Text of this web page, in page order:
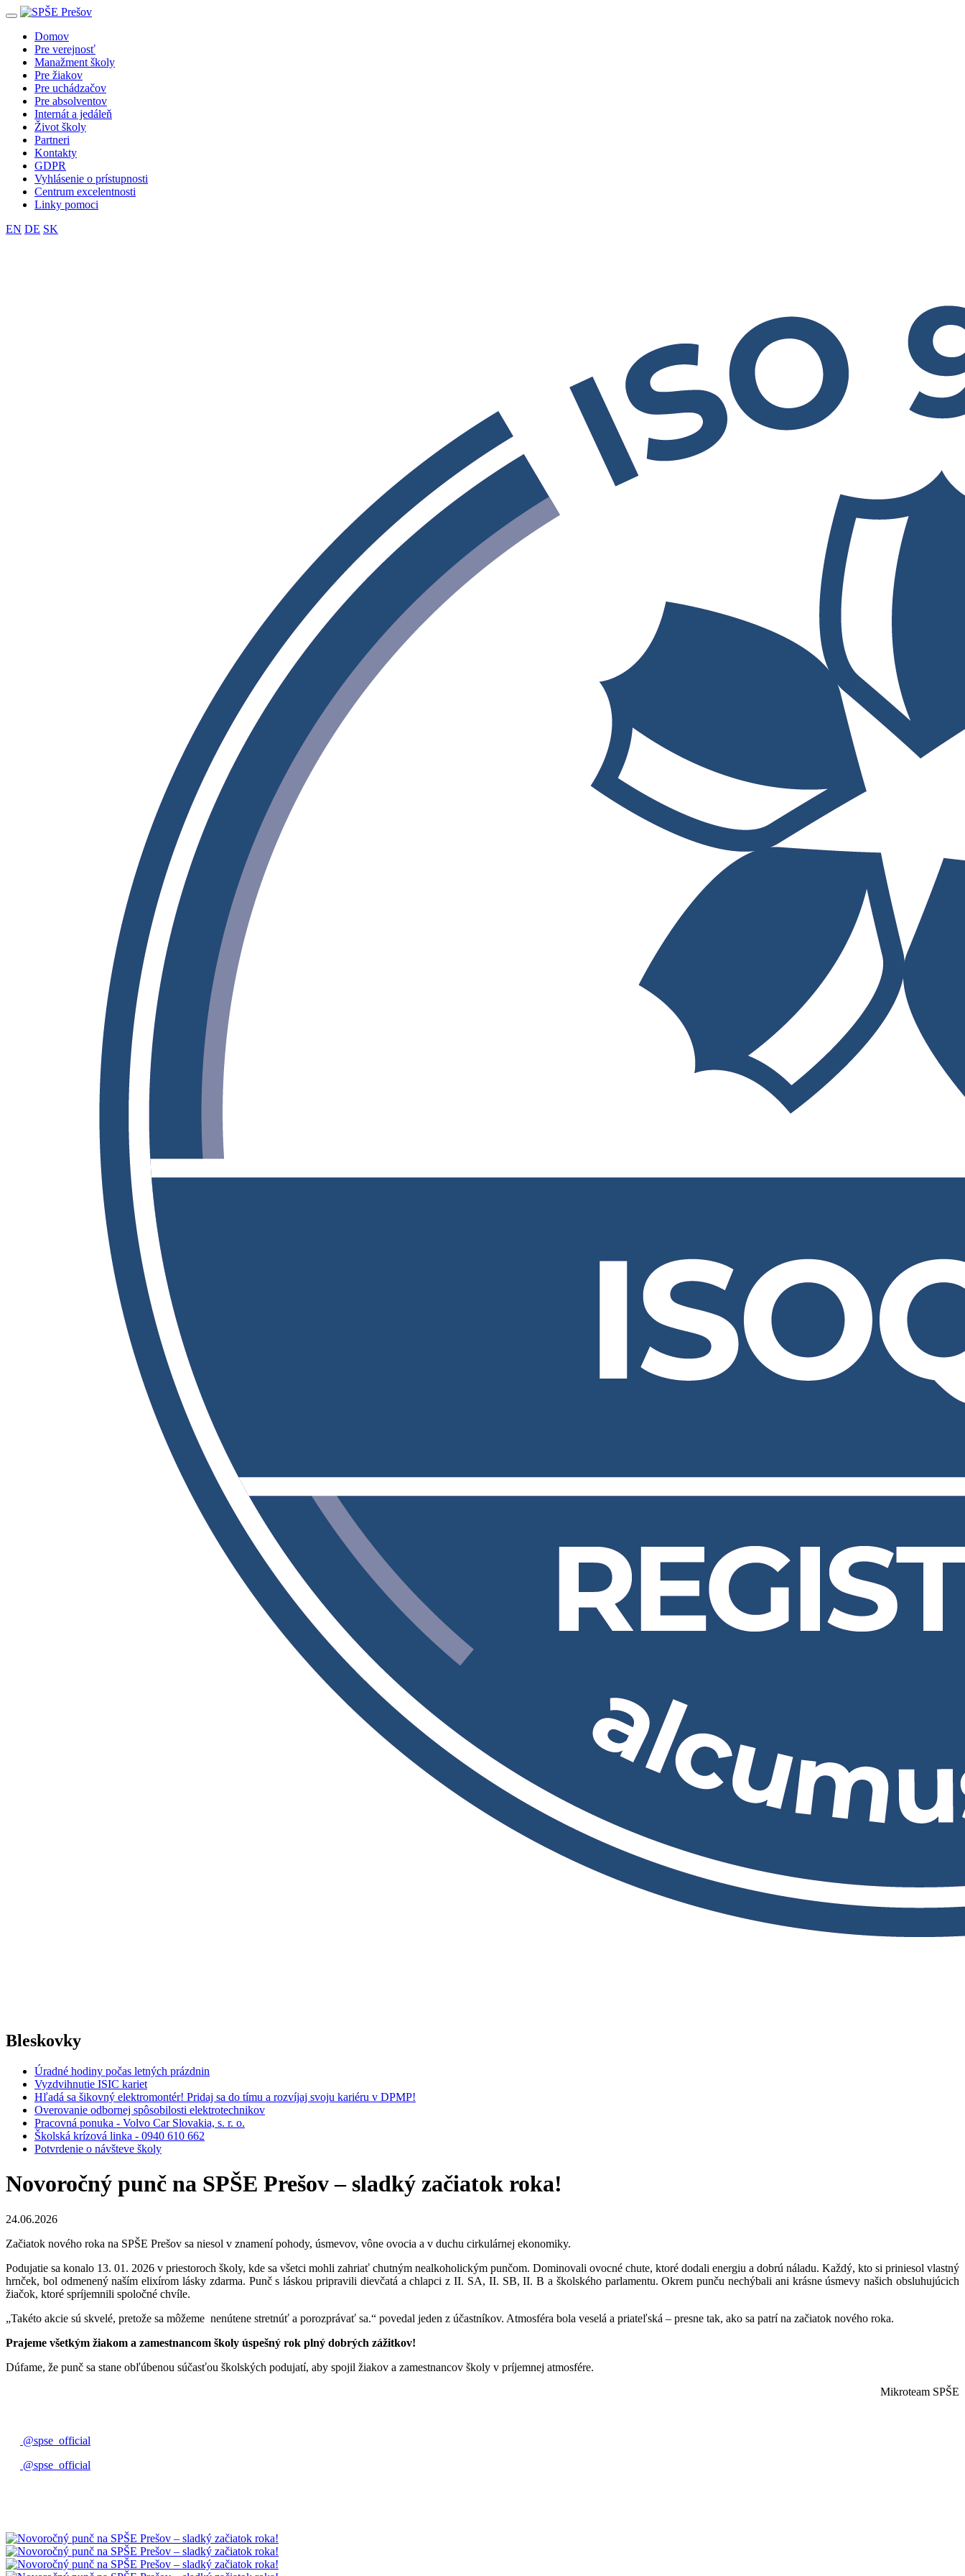
Toggle
navigationDomov
Pre verejnosť
Manažment školy
Pre žiakov
Pre uchádzačov
Pre absolventov
Internát a jedáleň
Život školy
Partneri
Kontakty
GDPR
Vyhlásenie o prístupnosti
Centrum excelentnosti
Linky pomoci
EN DE SK
Bleskovky
Úradné hodiny počas letných prázdnin
Vyzdvihnutie ISIC kariet
Hľadá sa šikovný elektromontér! Pridaj sa do tímu a rozvíjaj svoju kariéru v DPMP!
Overovanie odbornej spôsobilosti elektrotechnikov
Pracovná ponuka - Volvo Car Slovakia, s. r. o.
Školská krízová linka - 0940 610 662
Potvrdenie o návšteve školy
Novoročný punč na SPŠE Prešov – sladký začiatok roka!
24.06.2026
Začiatok nového roka na SPŠE Prešov sa niesol v znamení pohody, úsmevov, vône ovocia a v duchu cirkulárnej ekonomiky.
Podujatie sa konalo 13. 01. 2026 v priestoroch školy, kde sa všetci mohli zahriať chutným nealkoholickým punčom. Dominovali ovocné chute, ktoré dodali energiu a dobrú náladu. Každý, kto si priniesol vlastný
hrnček, bol odmenený naším elixírom lásky zdarma. Punč s láskou pripravili dievčatá a chlapci z II. SA, II. SB, II. B a školského parlamentu. Okrem punču nechýbali ani krásne úsmevy našich obsluhujúcich
žiačok, ktoré spríjemnili spoločné chvíle.
„Takéto akcie sú skvelé, pretože sa môžeme nenútene stretnúť a porozprávať sa.“ povedal jeden z účastníkov. Atmosféra bola veselá a priateľská – presne tak, ako sa patrí na začiatok nového roka.
Prajeme všetkým žiakom a zamestnancom školy úspešný rok plný dobrých zážitkov!
Dúfame, že punč sa stane obľúbenou súčasťou školských podujatí, aby spojil žiakov a zamestnancov školy v príjemnej atmosfére.
Mikroteam SPŠE
@spse_official
@spse_official